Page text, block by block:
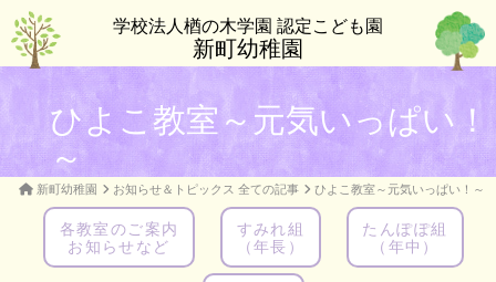
学校法人楢の木学園 認定こども園
新町幼稚園
ひよこ教室～元気いっぱい！
～
新町幼稚園 お知らせ＆トピックス 全ての記事 ひよこ教室～元気いっぱい！～
各教室のご案内
お知らせなど
すみれ組
（年長）
たんぽぽ組
（年中）